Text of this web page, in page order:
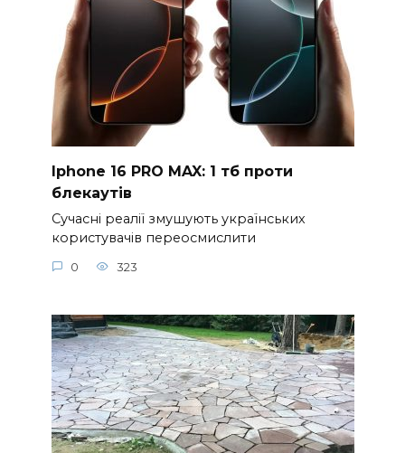
Iphone 16 PRO MAX: 1 тб проти
блекаутів
Сучасні реалії змушують українських
користувачів переосмислити
0 323